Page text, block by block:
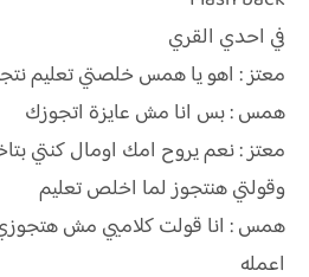
في احدي القري
معتز : اهو يا همس خلصتي تعليم
همس : بس انا مش عايزة اتجوزك
معتز : نعم يروح امك اومال كنتي
وقولتي هنتجوز لما اخلص تعليم
همس : انا قولت كلاميي مش هتجوزي
اعمله